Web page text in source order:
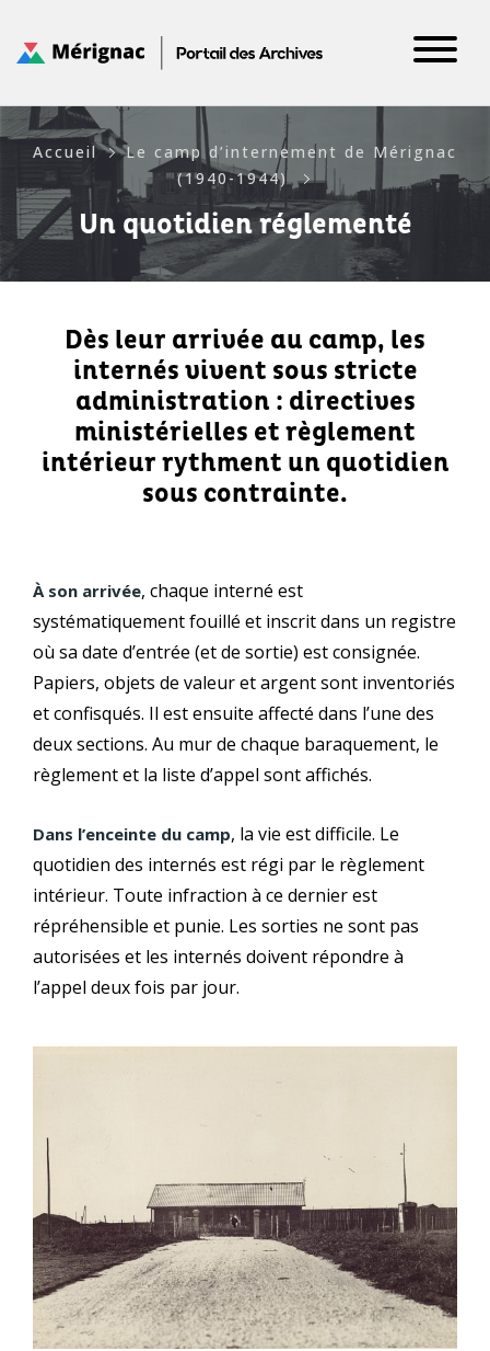
Accueil
Le camp d’internement de Mérignac
(1940-1944)
Un quotidien réglementé
Dès leur arrivée au camp, les
internés vivent sous stricte
administration : directives
ministérielles et règlement
intérieur rythment un quotidien
sous contrainte.
À son arrivée, chaque interné est
systématiquement fouillé et inscrit dans un registre
où sa date d’entrée (et de sortie) est consignée.
Papiers, objets de valeur et argent sont inventoriés
et confisqués. Il est ensuite affecté dans l’une des
deux sections. Au mur de chaque baraquement, le
règlement et la liste d’appel sont affichés.
Dans l’enceinte du camp, la vie est difficile. Le
quotidien des internés est régi par le règlement
intérieur. Toute infraction à ce dernier est
répréhensible et punie. Les sorties ne sont pas
autorisées et les internés doivent répondre à
l’appel deux fois par jour.